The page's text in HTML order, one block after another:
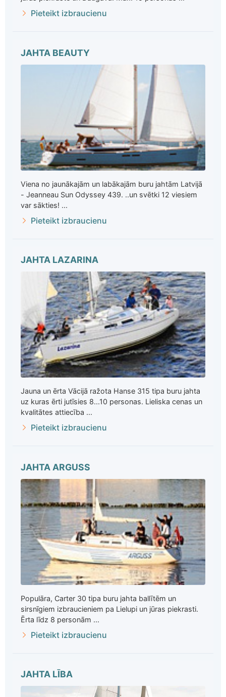
Pieteikt izbraucienu
JAHTA BEAUTY
Viena no jaunākajām un labākajām buru jahtām Latvijā
- Jeanneau Sun Odyssey 439. ..un svētki 12 viesiem
var sākties! ...
Pieteikt izbraucienu
JAHTA LAZARINA
Jauna un ērta Vācijā ražota Hanse 315 tipa buru jahta
uz kuras ērti jutīsies 8...10 personas. Lieliska cenas un
kvalitātes attiecība ...
Pieteikt izbraucienu
JAHTA ARGUSS
Populāra, Carter 30 tipa buru jahta ballītēm un
sirsnīgiem izbraucieniem pa Lielupi un jūras piekrasti.
Ērta līdz 8 personām ...
Pieteikt izbraucienu
JAHTA LĪBA